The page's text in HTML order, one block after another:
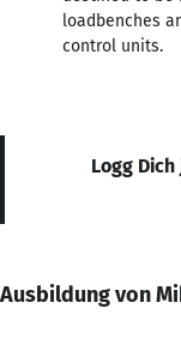
loadbenches
control units.
Logg
Ausbildung von